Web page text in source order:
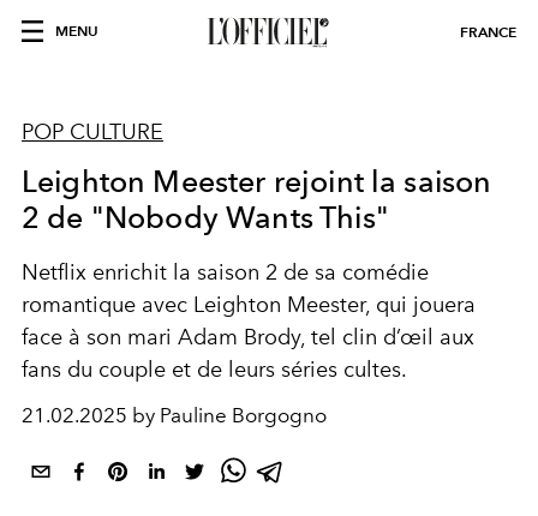
MENU FRANCE
POP CULTURE
Leighton Meester rejoint la saison
2 de "Nobody Wants This"
Netflix enrichit la saison 2 de sa comédie
romantique avec Leighton Meester, qui jouera
face à son mari Adam Brody, tel clin d’œil aux
fans du couple et de leurs séries cultes.
21.02.2025 by Pauline Borgogno